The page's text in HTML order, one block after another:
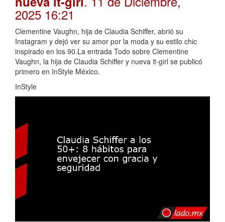
2025 16:21
Clementine Vaughn, hija de Claudia Schiffer, abrió su
Instagram y dejó ver su amor por la moda y su estilo chic
inspirado en los 90.La entrada Todo sobre Clementine
Vaughn, la hija de Claudia Schiffer y nueva it-girl se publicó
primero en InStyle México.
InStyle